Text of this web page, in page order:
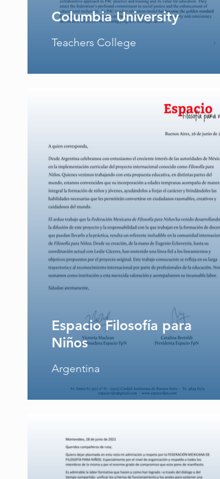
Columbia University
Teachers College
Espacio Filosofía para
Niños
Argentina